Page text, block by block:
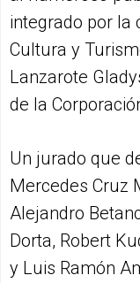
integrado por la
Cultura y
Lanzarote
de la
Un jurado que
Mercedes Cruz
Alejandro
Dorta, Robert
y Luis Ramón